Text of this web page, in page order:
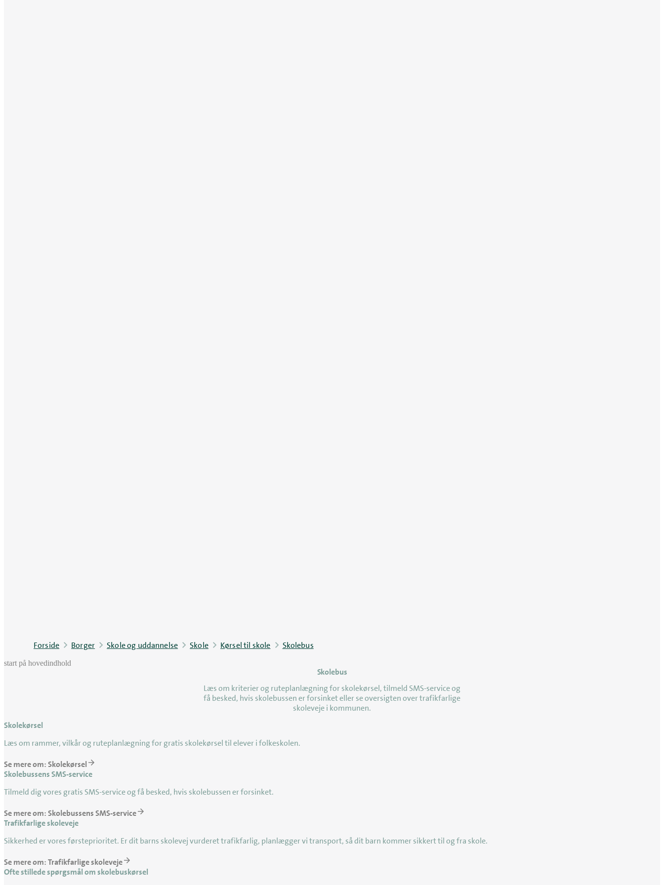
Forside Borger Skole og uddannelse Skole Kørsel til skole Skolebus
start på hovedindhold
Skolebus
Læs om kriterier og ruteplanlægning for skolekørsel, tilmeld SMS-service og
få besked, hvis skolebussen er forsinket eller se oversigten over trafikfarlige
skoleveje i kommunen.
senest opdateret 10. juni 2026
Skolekørsel
Læs om rammer, vilkår og ruteplanlægning for gratis skolekørsel til elever i folkeskolen.
Se mere om: Skolekørsel
Skolebussens SMS-service
Tilmeld dig vores gratis SMS-service og få besked, hvis skolebussen er forsinket.
Se mere om: Skolebussens SMS-service
Trafikfarlige skoleveje
Sikkerhed er vores førsteprioritet. Er dit barns skolevej vurderet trafikfarlig, planlægger vi transport, så dit barn kommer sikkert til og fra skole.
Se mere om: Trafikfarlige skoleveje
Ofte stillede spørgsmål om skolebuskørsel